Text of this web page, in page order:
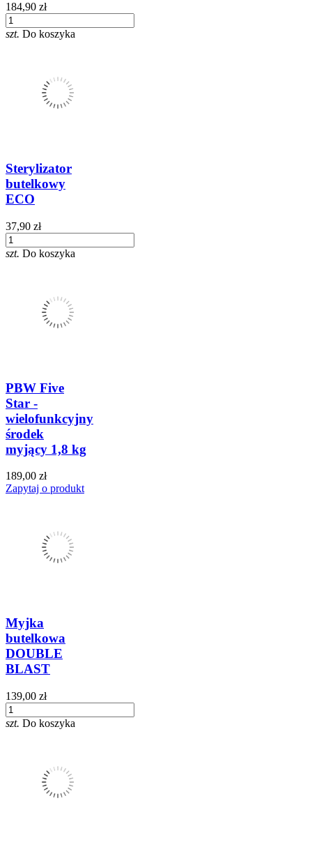
184,90 zł
szt. Do koszyka
Sterylizator
butelkowy
ECO
37,90 zł
szt. Do koszyka
PBW Five
Star -
wielofunkcyjny
środek
myjący 1,8 kg
189,00 zł
Zapytaj o produkt
Myjka
butelkowa
DOUBLE
BLAST
139,00 zł
szt. Do koszyka